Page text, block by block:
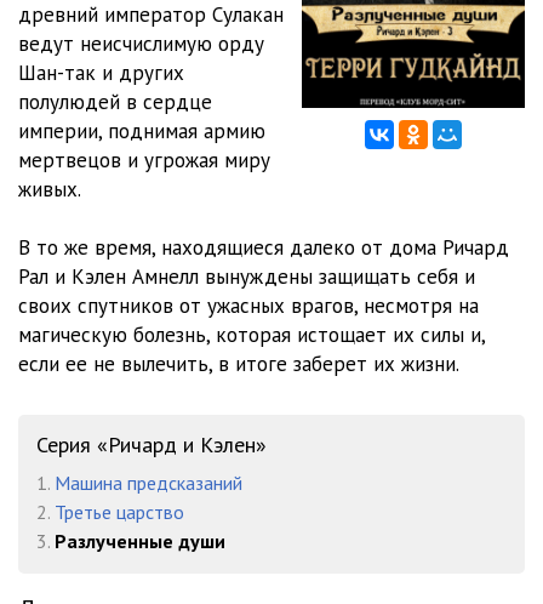
Глава 11 - Т. Гудкайнд Разлученные души 09:52
Глава 12 - Т. Гудкайнд Разлученные души 09:52
Глава 13 - Т. Гудкайнд Разлученные души
Глава 14 - Т. Гудкайнд Разлученные души
Глава 16 - Т. Гудкайнд Разлученные души 11:29
Глава 17 - Т. Гудкайнд Разлученные души 11:24
Глава 18 - Т. Гудкайнд Разлученные души
Глава 20 - Т. Гудкайнд Разлученные души
Глава 21 - Т. Гудкайнд Разлученные души
Глава 22 - Т. Гудкайнд Разлученные души
древний император Сулакан
ведут неисчислимую орду
Шан-так и других
полулюдей в сердце
империи, поднимая армию
мертвецов и угрожая миру
живых.
В то же время, находящиеся далеко от дома Ричард
Рал и Кэлен Амнелл вынуждены защищать себя и
своих спутников от ужасных врагов, несмотря на
магическую болезнь, которая истощает их силы и,
если ее не вылечить, в итоге заберет их жизни.
Серия «Ричард и Кэлен»
1. Машина предсказаний
2. Третье царство
3. Разлученные души